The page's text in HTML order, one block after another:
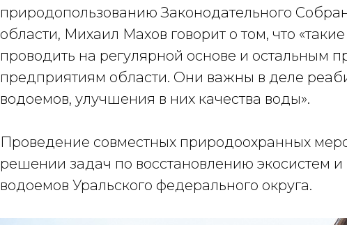
природопользованию Законодательного
области, Михаил Махов говорит о том, что
проводить на регулярной основе и остальным
предприятиям области. Они важны в деле
водоемов, улучшения в них качества воды».
Проведение совместных природоохранных
решении задач по восстановлению экосистем
водоемов Уральского федерального округа.